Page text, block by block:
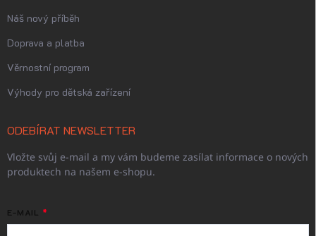
Náš nový příběh
Doprava a platba
Věrnostní program
Výhody pro dětská zařízení
ODEBÍRAT NEWSLETTER
Vložte svůj e-mail a my vám budeme zasílat informace o nových
produktech na našem e-shopu.
E-MAIL